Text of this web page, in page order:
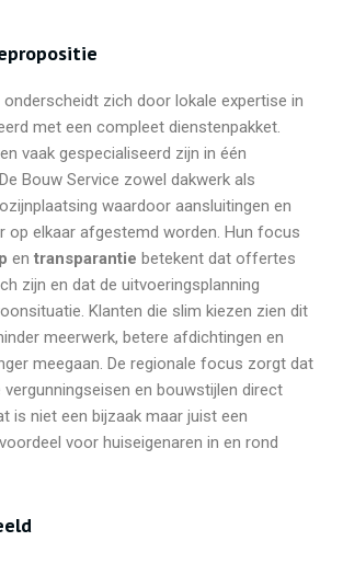
onderscheidt zich door lokale expertise in
met een compleet dienstenpakket.
vaak gespecialiseerd zijn in één
Bouw Service zowel dakwerk als
waardoor aansluitingen en
op elkaar afgestemd worden. Hun focus
en transparantie betekent dat offertes
zijn en dat de uitvoeringsplanning
Klanten die slim kiezen zien dit
meerwerk, betere afdichtingen en
meegaan. De regionale focus zorgt dat
vergunningseisen en bouwstijlen direct
is niet een bijzaak maar juist een
voor huiseigenaren in en rond